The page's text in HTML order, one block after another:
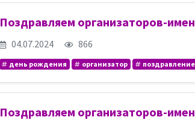
Поздравляем организаторов-
04.07.2024 866
день рождения организатор поздравление
Поздравляем организаторов-